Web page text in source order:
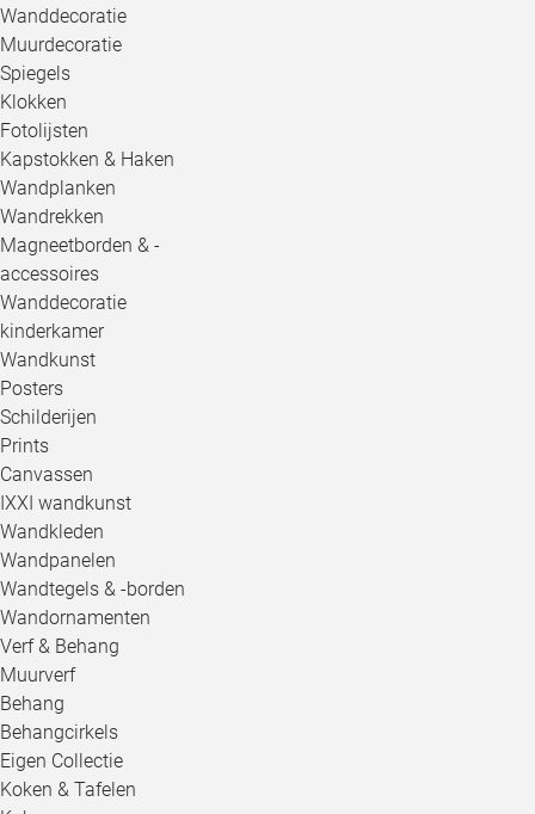
Wanddecoratie
Muurdecoratie
Spiegels
Klokken
Fotolijsten
Kapstokken & Haken
Wandplanken
Wandrekken
Magneetborden & -
accessoires
Wanddecoratie
kinderkamer
Wandkunst
Posters
Schilderijen
Prints
Canvassen
IXXI wandkunst
Wandkleden
Wandpanelen
Wandtegels & -borden
Wandornamenten
Verf & Behang
Muurverf
Behang
Behangcirkels
Eigen Collectie
Koken & Tafelen